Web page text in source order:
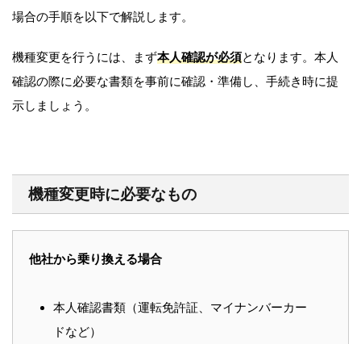
場合の手順を以下で解説します。
機種変更を行うには、まず本人確認が必須となります。本人
確認の際に必要な書類を事前に確認・準備し、手続き時に提
示しましょう 。
機種変更時に必要なもの
他社から乗り換える場合
本人確認書類（運転免許証、マイナンバーカー
ドなど）